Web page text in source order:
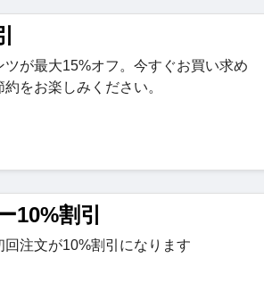
ツが最大15%オフ。今すぐお買い求め
をお楽しみください。
10%割引
注文が10%割引になります